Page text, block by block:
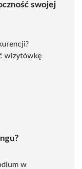
swojej
wizytówkę
w